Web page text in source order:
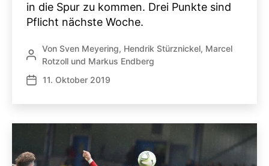
in die Spur zu kommen. Drei Punkte sind
Pflicht nächste Woche.
Beitragsautor
Von Sven Meyering, Hendrik Stürznickel, Marcel
Rotzoll und Markus Endberg
Veröffentlichungsdatum
11. Oktober 2019